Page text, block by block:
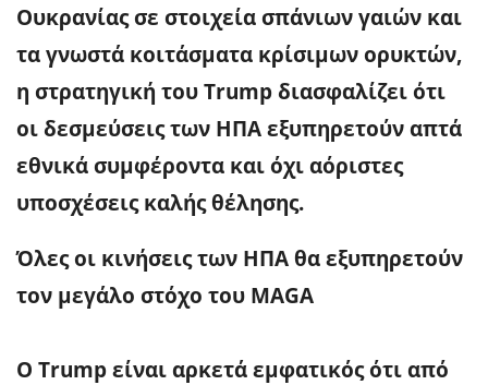
Ουκρανίας σε στοιχεία σπάνιων γαιών και
τα γνωστά κοιτάσματα κρίσιμων ορυκτών,
η στρατηγική του Trump διασφαλίζει ότι
οι δεσμεύσεις των ΗΠΑ εξυπηρετούν απτά
εθνικά συμφέροντα και όχι αόριστες
υποσχέσεις καλής θέλησης.
Όλες οι κινήσεις των ΗΠΑ θα εξυπηρετούν
τον μεγάλο στόχο του MAGA
Ο Trump είναι αρκετά εμφατικός ότι από